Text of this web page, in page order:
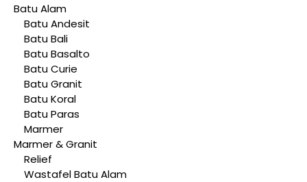
Batu Alam
Batu Andesit
Batu Bali
Batu Basalto
Batu Curie
Batu Granit
Batu Koral
Batu Paras
Marmer
Marmer & Granit
Relief
Wastafel Batu Alam